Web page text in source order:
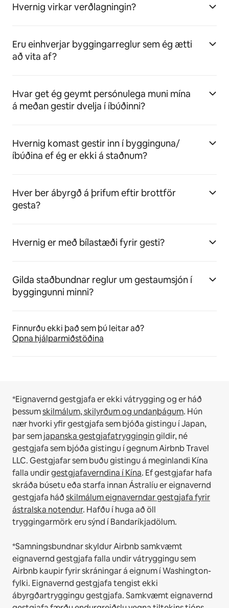
Hvernig virkar verðlagningin?
Eru einhverjar byggingarreglur sem ég ætti
að vita af?
Hvar get ég geymt persónulega muni mína
á meðan gestir dvelja í íbúðinni?
Hvernig komast gestir inn í bygginguna/
íbúðina ef ég er ekki á staðnum?
Hver ber ábyrgð á þrifum eftir brottför
gesta?
Hvernig er með bílastæði fyrir gesti?
Gilda staðbundnar reglur um gestaumsjón í
byggingunni minni?
Finnurðu ekki það sem þú leitar að?
Opna hjálparmiðstöðina
*Eignavernd gestgjafa er ekki vátrygging og er háð
þessumskilmálum, skilyrðum og undanþágum. Hún
nær hvorki yfir gestgjafa sem bjóða gistingu í Japan,
þar semjapanska gestgjafatryggingingildir, né
gestgjafa sem bjóða gistingu í gegnum Airbnb Travel
LLC.Gestgjafar sem buðu gistingu á meginlandi Kína
falla undirgestgjafaverndina í Kína. Ef gestgjafar hafa
skráða búsetu eða starfa innan Ástralíu er eignavernd
gestgjafa háðskilmálum eignaverndar gestgjafa fyrir
ástralska notendur. Hafðu í huga að öll
tryggingarmörk eru sýnd í Bandaríkjadölum.
*Samningsbundnar skyldur Airbnb samkvæmt
eignavernd gestgjafa falla undir vátryggingu sem
Airbnb kaupir fyrir skráningar á eignum í Washington-
fylki. Eignavernd gestgjafa tengist ekki
ábyrgðartryggingu gestgjafa. Samkvæmt eignavernd